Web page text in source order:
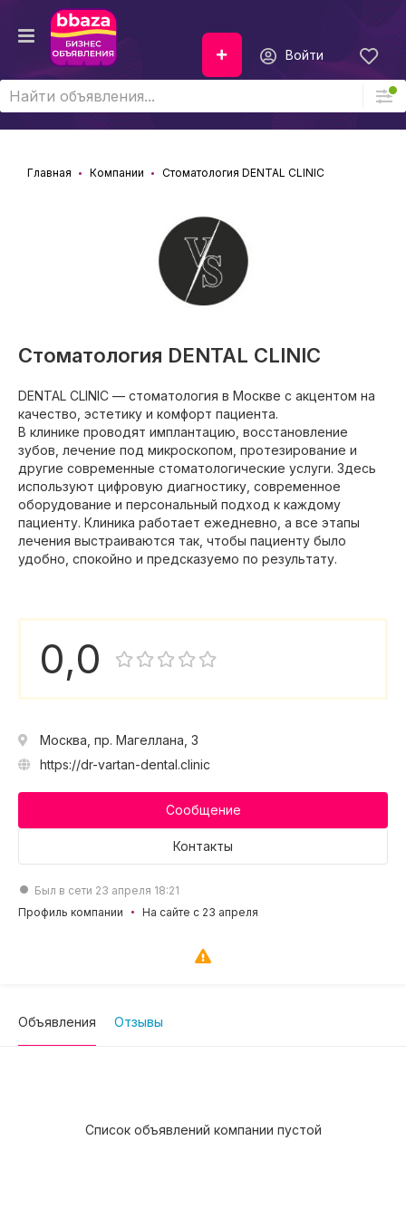
Войти
Главная Компании Стоматология DENTAL CLINIC
Стоматология DENTAL CLINIC
DENTAL CLINIC — стоматология в Москве с акцентом на
качество, эстетику и комфорт пациента.
В клинике проводят имплантацию, восстановление
зубов, лечение под микроскопом, протезирование и
другие современные стоматологические услуги. Здесь
используют цифровую диагностику, современное
оборудование и персональный подход к каждому
пациенту. Клиника работает ежедневно, а все этапы
лечения выстраиваются так, чтобы пациенту было
удобно, спокойно и предсказуемо по результату.
0,0
Москва, пр. Магеллана, 3
https://dr-vartan-dental.clinic
Сообщение
Контакты
Был в сети 23 апреля 18:21
Профиль компании
На сайте с 23 апреля
Объявления Отзывы
Список объявлений компании пустой